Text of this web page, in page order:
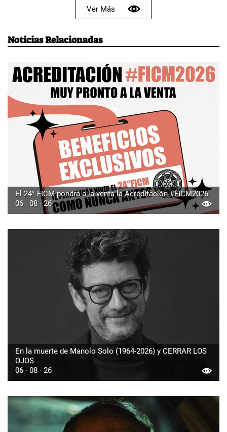
Ver Más
Noticias Relacionadas
El 24° FICM pondrá a la venta la Acreditación #FICM2026
06 · 08 · 26
En la muerte de Manolo Solo (1964-2026) y CERRAR LOS
OJOS
06 · 08 · 26